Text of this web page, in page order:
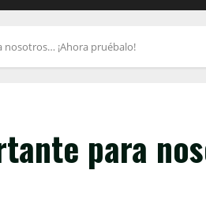
¡Ahora pruébalo!
para